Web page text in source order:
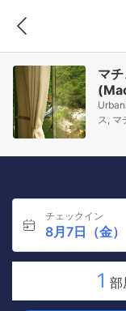
マ
ス, マ
チェックイン
8月7日（金）
1 部